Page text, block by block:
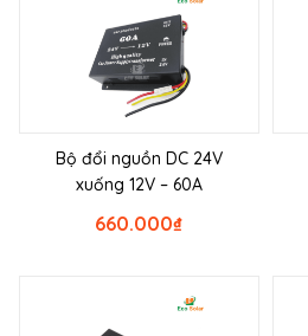
Bộ đổi nguồn DC 24V
xuống 12V – 60A
₫
660.000